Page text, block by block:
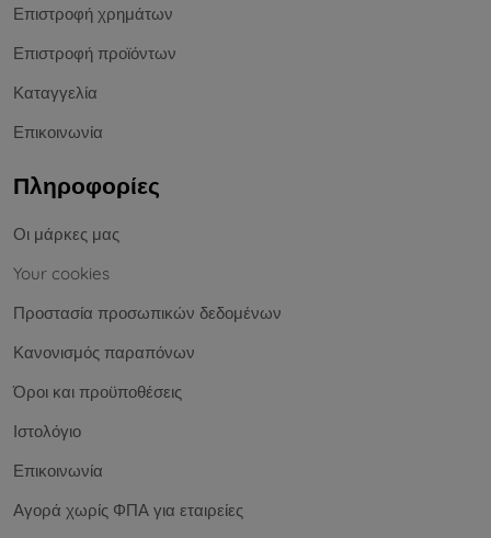
Επιστροφή χρημάτων
Επιστροφή προϊόντων
Καταγγελία
Επικοινωνία
Πληροφορίες
Οι μάρκες μας
Your cookies
Προστασία προσωπικών δεδομένων
Κανονισμός παραπόνων
Όροι και προϋποθέσεις
Ιστολόγιο
Επικοινωνία
Αγορά χωρίς ΦΠΑ για εταιρείες